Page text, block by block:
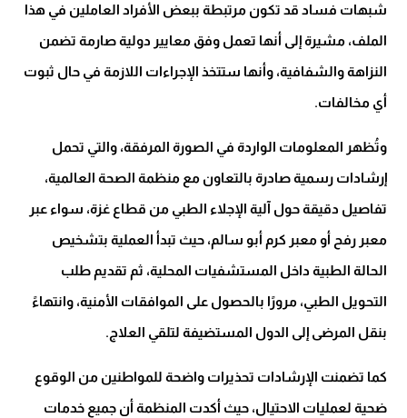
شبهات فساد قد تكون مرتبطة ببعض الأفراد العاملين في هذا
الملف، مشيرة إلى أنها تعمل وفق معايير دولية صارمة تضمن
النزاهة والشفافية، وأنها ستتخذ الإجراءات اللازمة في حال ثبوت
أي مخالفات.
وتُظهر المعلومات الواردة في الصورة المرفقة، والتي تحمل
إرشادات رسمية صادرة بالتعاون مع منظمة الصحة العالمية،
تفاصيل دقيقة حول آلية الإجلاء الطبي من قطاع غزة، سواء عبر
معبر رفح أو معبر كرم أبو سالم، حيث تبدأ العملية بتشخيص
الحالة الطبية داخل المستشفيات المحلية، ثم تقديم طلب
التحويل الطبي، مرورًا بالحصول على الموافقات الأمنية، وانتهاءً
بنقل المرضى إلى الدول المستضيفة لتلقي العلاج.
كما تضمنت الإرشادات تحذيرات واضحة للمواطنين من الوقوع
ضحية لعمليات الاحتيال، حيث أكدت المنظمة أن جميع خدمات